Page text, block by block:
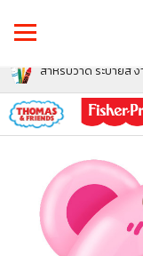
สำหรับวาด ระบายสี